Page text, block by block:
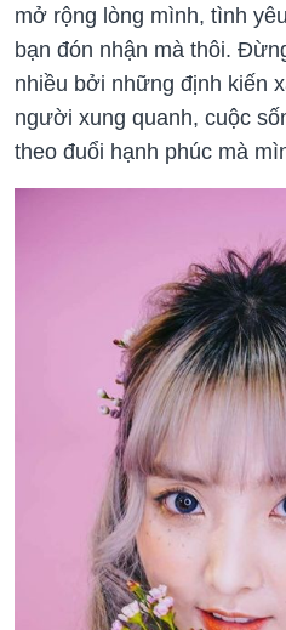
mở rộng lòng mình, tình
bạn đón nhận mà thôi.
nhiều bởi những định kiến
người xung quanh, cuộc
theo đuổi hạnh phúc mà